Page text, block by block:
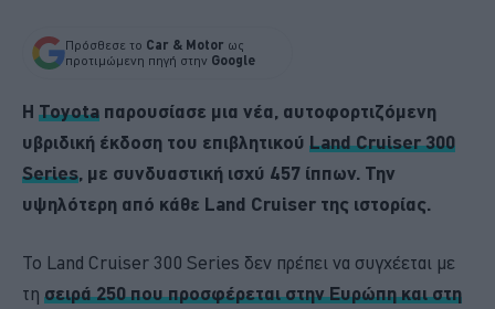
Πρόσθεσε το Car & Motor ως
προτιμώμενη πηγή στην Google
Η Toyota παρουσίασε μια νέα, αυτοφορτιζόμενη
υβριδική έκδοση του επιβλητικού Land Cruiser 300
Series, με συνδυαστική ισχύ 457 ίππων. Την
υψηλότερη από κάθε Land Cruiser της ιστορίας.
Το Land Cruiser 300 Series δεν πρέπει να συγχέεται με
τη σειρά 250 που προσφέρεται στην Ευρώπη και στη